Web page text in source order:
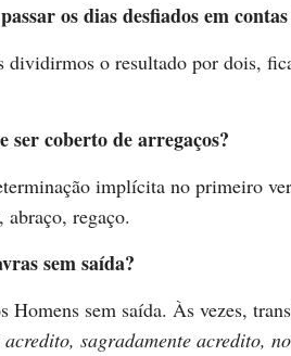
os dias desfiados em contas
dividirmos o resultado por dois,
ser coberto de arregaços?
implícita no primeiro
regaço.
sem saída?
Homens sem saída. Às vezes,
acredito, sagradamente acredito,